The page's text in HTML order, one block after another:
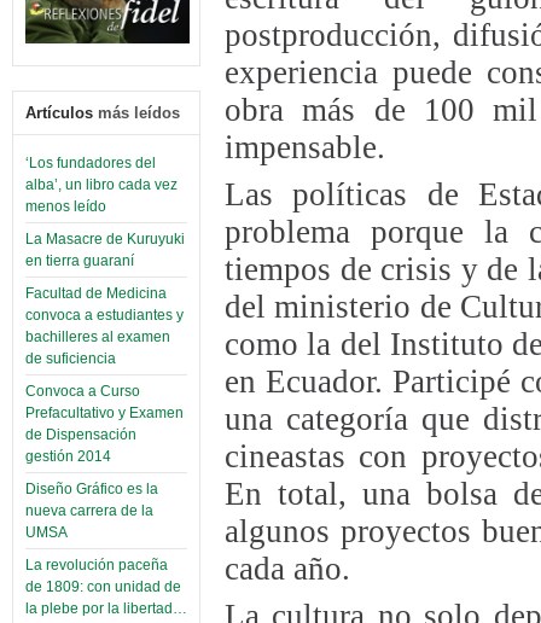
Artículos más leídos
‘Los fundadores del
alba’, un libro cada vez
menos leído
La Masacre de Kuruyuki
en tierra guaraní
Facultad de Medicina
convoca a estudiantes y
bachilleres al examen
de suficiencia
Convoca a Curso
Prefacultativo y Examen
de Dispensación
gestión 2014
Diseño Gráfico es la
nueva carrera de la
UMSA
La revolución paceña
de 1809: con unidad de
la plebe por la libertad…
postproducción,
experiencia puede
obra más de 100
impensable.
Las políticas de
problema porque la
tiempos de crisis y de
del ministerio de
como la del Instituto
en Ecuador. Participé
una categoría que
cineastas con
En total, una bolsa
algunos proyectos
cada año.